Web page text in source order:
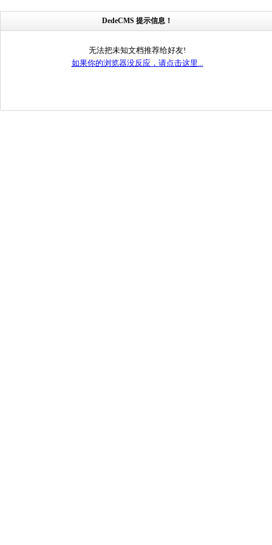
DedeCMS 提示信息！
无法把未知文档推荐给好友!
如果你的浏览器没反应，请点击这里...